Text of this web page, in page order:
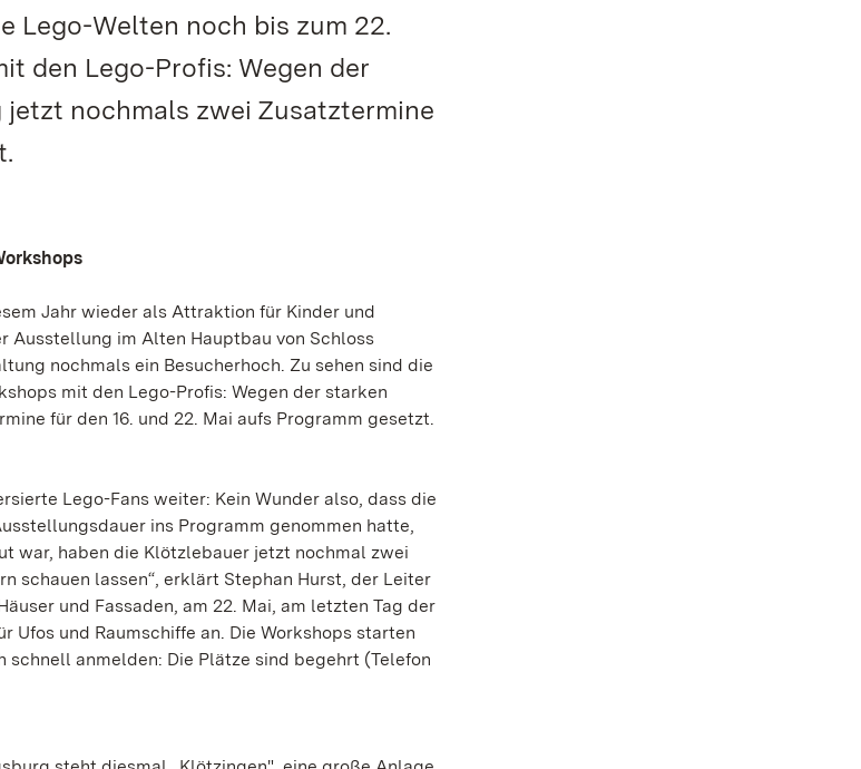
Lego-Welten noch bis zum 22.
den Lego-Profis: Wegen der
nochmals zwei Zusatztermine
Jahr wieder als Attraktion für Kinder und
Ausstellung im Alten Hauptbau von Schloss
nochmals ein Besucherhoch. Zu sehen sind die
mit den Lego-Profis: Wegen der starken
für den 16. und 22. Mai aufs Programm gesetzt.
Lego-Fans weiter: Kein Wunder also, dass die
ins Programm genommen hatte,
war, haben die Klötzlebauer jetzt nochmal zwei
schauen lassen“, erklärt Stephan Hurst, der Leiter
und Fassaden, am 22. Mai, am letzten Tag der
und Raumschiffe an. Die Workshops starten
schnell anmelden: Die Plätze sind begehrt (Telefon